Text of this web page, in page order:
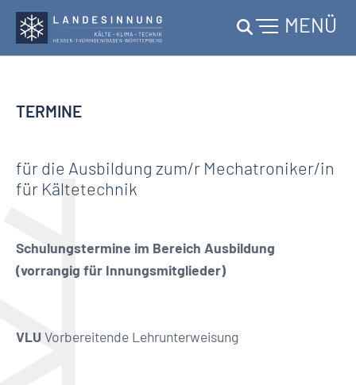
MENÜ
TERMINE
für die Ausbildung zum/r Mechatroniker/in
für Kältetechnik
Schulungstermine im Bereich Ausbildung
(vorrangig für Innungsmitglieder)
VLU Vorbereitende Lehrunterweisung